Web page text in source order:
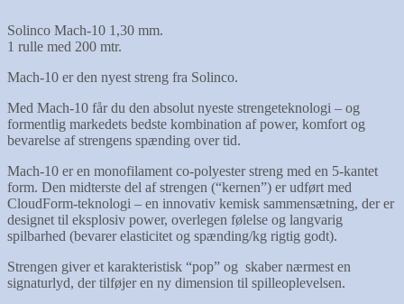
Solinco Mach-10 1,30 mm.
1 rulle med 200 mtr.
Mach-10 er den nyest streng fra Solinco.
Med Mach-10 får du den absolut nyeste strengeteknologi – og
formentlig markedets bedste kombination af power, komfort og
bevarelse af strengens spænding over tid.
Mach-10 er en monofilament co-polyester streng med en 5-kantet
form. Den midterste del af strengen (“kernen”) er udført med
CloudForm-teknologi – en innovativ kemisk sammensætning, der er
designet til eksplosiv power, overlegen følelse og langvarig
spilbarhed (bevarer elasticitet og spænding/kg rigtig godt).
Strengen giver et karakteristisk “pop” og skaber nærmest en
signaturlyd, der tilføjer en ny dimension til spilleoplevelsen.